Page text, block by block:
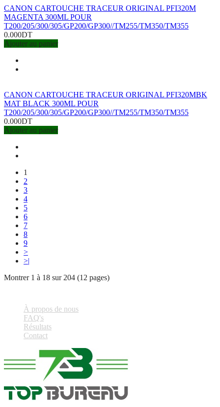
CANON CARTOUCHE TRACEUR ORIGINAL PFI320M
MAGENTA 300ML POUR
T200/205/300/305/GP200/GP300//TM255/TM350/TM355
0.000DT
Ajouter au panier
CANON CARTOUCHE TRACEUR ORIGINAL PFI320MBK
MAT BLACK 300ML POUR
T200/205/300/305/GP200/GP300//TM255/TM350/TM355
0.000DT
Ajouter au panier
1
2
3
4
5
6
7
8
9
>
>|
Montrer 1 à 18 sur 204 (12 pages)
À propos de nous
FAQ's
Résultats
Contact